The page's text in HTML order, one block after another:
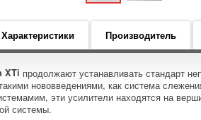
Характеристики Производитель
XTi продолжают устанавливать стандарт
нововведениями, как система
эти усилители находятся на
системы.